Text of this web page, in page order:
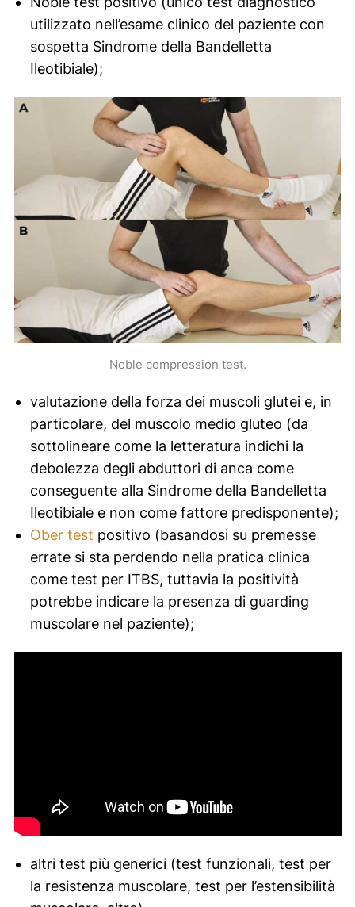
utilizzato nell’esame clinico del paziente con
sospetta Sindrome della Bandelletta
Ileotibiale);
Noble compression test.
valutazione della forza dei muscoli glutei e, in
particolare, del muscolo medio gluteo (da
sottolineare come la letteratura indichi la
debolezza degli abduttori di anca come
conseguente alla Sindrome della Bandelletta
Ileotibiale e non come fattore predisponente);
Ober test positivo (basandosi su premesse
errate si sta perdendo nella pratica clinica
come test per ITBS, tuttavia la positività
potrebbe indicare la presenza di guarding
muscolare nel paziente);
altri test più generici (test funzionali, test per
la resistenza muscolare, test per l’estensibilità